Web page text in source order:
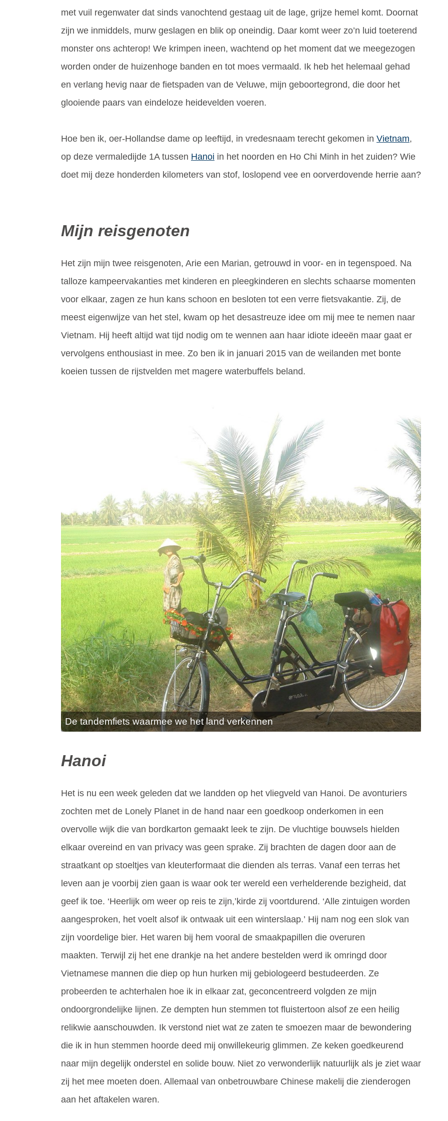
met vuil regenwater dat sinds vanochtend gestaag uit de lage, grijze hemel komt. Doornat
zijn we inmiddels, murw geslagen en blik op oneindig. Daar komt weer zo’n luid toeterend
monster ons achterop! We krimpen ineen, wachtend op het moment dat we meegezogen
worden onder de huizenhoge banden en tot moes vermaald. Ik heb het helemaal gehad
en verlang hevig naar de fietspaden van de Veluwe, mijn geboortegrond, die door het
glooiende paars van eindeloze heidevelden voeren.
Hoe ben ik, oer-Hollandse dame op leeftijd, in vredesnaam terecht gekomen in Vietnam,
op deze vermaledijde 1A tussen Hanoi in het noorden en Ho Chi Minh in het zuiden? Wie
doet mij deze honderden kilometers van stof, loslopend vee en oorverdovende herrie aan?
Mijn reisgenoten
Het zijn mijn twee reisgenoten, Arie een Marian, getrouwd in voor- en in tegenspoed. Na
talloze kampeervakanties met kinderen en pleegkinderen en slechts schaarse momenten
voor elkaar, zagen ze hun kans schoon en besloten tot een verre fietsvakantie. Zij, de
meest eigenwijze van het stel, kwam op het desastreuze idee om mij mee te nemen naar
Vietnam. Hij heeft altijd wat tijd nodig om te wennen aan haar idiote ideeën maar gaat er
vervolgens enthousiast in mee. Zo ben ik in januari 2015 van de weilanden met bonte
koeien tussen de rijstvelden met magere waterbuffels beland.
De tandemfiets waarmee we het land verkennen
Hanoi
Het is nu een week geleden dat we landden op het vliegveld van Hanoi. De avonturiers
zochten met de Lonely Planet in de hand naar een goedkoop onderkomen in een
overvolle wijk die van bordkarton gemaakt leek te zijn. De vluchtige bouwsels hielden
elkaar overeind en van privacy was geen sprake. Zij brachten de dagen door aan de
straatkant op stoeltjes van kleuterformaat die dienden als terras. Vanaf een terras het
leven aan je voorbij zien gaan is waar ook ter wereld een verhelderende bezigheid, dat
geef ik toe. ‘Heerlijk om weer op reis te zijn,’kirde zij voortdurend. ‘Alle zintuigen worden
aangesproken, het voelt alsof ik ontwaak uit een winterslaap.’ Hij nam nog een slok van
zijn voordelige bier. Het waren bij hem vooral de smaakpapillen die overuren
maakten. Terwijl zij het ene drankje na het andere bestelden werd ik omringd door
Vietnamese mannen die diep op hun hurken mij gebiologeerd bestudeerden. Ze
probeerden te achterhalen hoe ik in elkaar zat, geconcentreerd volgden ze mijn
ondoorgrondelijke lijnen. Ze dempten hun stemmen tot fluistertoon alsof ze een heilig
relikwie aanschouwden. Ik verstond niet wat ze zaten te smoezen maar de bewondering
die ik in hun stemmen hoorde deed mij onwillekeurig glimmen. Ze keken goedkeurend
naar mijn degelijk onderstel en solide bouw. Niet zo verwonderlijk natuurlijk als je ziet waar
zij het mee moeten doen. Allemaal van onbetrouwbare Chinese makelij die zienderogen
aan het aftakelen waren.